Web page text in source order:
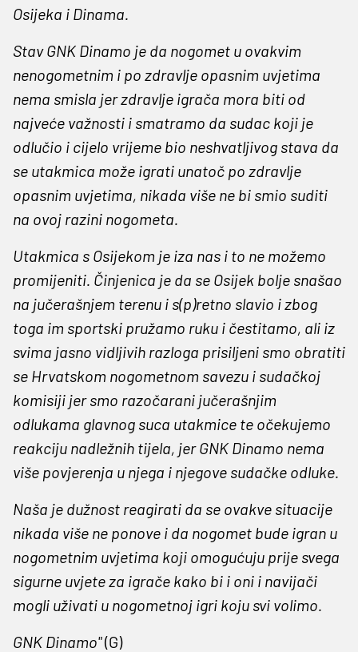
Osijeka i Dinama.
Stav GNK Dinamo je da nogomet u ovakvim
nenogometnim i po zdravlje opasnim uvjetima
nema smisla jer zdravlje igrača mora biti od
najveće važnosti i smatramo da sudac koji je
odlučio i cijelo vrijeme bio neshvatljivog stava da
se utakmica može igrati unatoč po zdravlje
opasnim uvjetima, nikada više ne bi smio suditi
na ovoj razini nogometa.
Utakmica s Osijekom je iza nas i to ne možemo
promijeniti. Činjenica je da se Osijek bolje snašao
na jučerašnjem terenu i s(p)retno slavio i zbog
toga im sportski pružamo ruku i čestitamo, ali iz
svima jasno vidljivih razloga prisiljeni smo obratiti
se Hrvatskom nogometnom savezu i sudačkoj
komisiji jer smo razočarani jučerašnjim
odlukama glavnog suca utakmice te očekujemo
reakciju nadležnih tijela, jer GNK Dinamo nema
više povjerenja u njega i njegove sudačke odluke.
Naša je dužnost reagirati da se ovakve situacije
nikada više ne ponove i da nogomet bude igran u
nogometnim uvjetima koji omogućuju prije svega
sigurne uvjete za igrače kako bi i oni i navijači
mogli uživati u nogometnoj igri koju svi volimo.
GNK Dinamo"(G)